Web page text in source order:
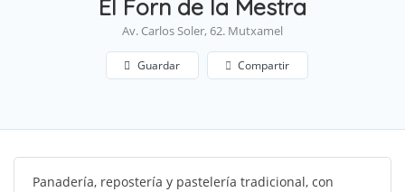
El Forn de la Mestra
Av. Carlos Soler, 62. Mutxamel
Guardar Compartir
Panadería, repostería y pastelería tradicional, con